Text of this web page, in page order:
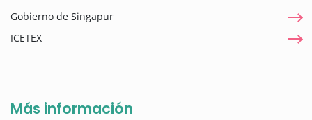
Gobierno de Singapur
ICETEX
Más información